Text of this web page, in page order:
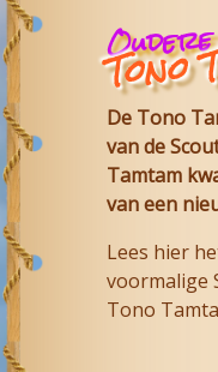
Tono
De Tono
van de
Tamtam
van een
Lees hier
voormalige
Tono